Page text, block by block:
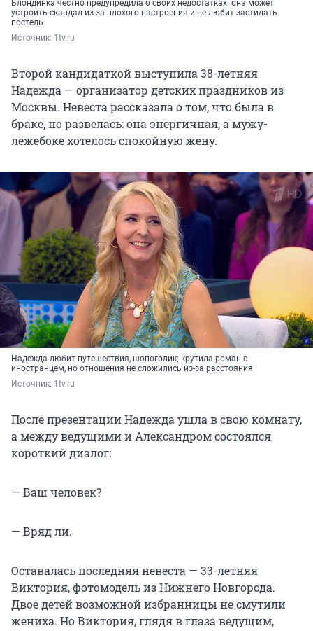
Блондинка честно предупредила о своих недостатках: она может
устроить скандал из-за плохого настроения и не любит застилать
постель
Источник: 1tv.ru
Второй кандидаткой выступила 38-летняя
Надежда — организатор детских праздников из
Москвы. Невеста рассказала о том, что была в
браке, но развелась: она энергичная, а мужу-
лежебоке хотелось спокойную жену.
Надежда любит путешествия, шопоголик; крутила роман с
иностранцем, но отношения не сложились из-за расстояния
Источник: 1tv.ru
После презентации Надежда ушла в свою комнату,
а между ведущими и Александром состоялся
короткий диалог:
— Ваш человек?
— Вряд ли.
Оставалась последняя невеста — 33-летняя
Виктория, фотомодель из Нижнего Новгорода.
Двое детей возможной избранницы не смутили
жениха. Но Виктория, глядя в глаза ведущим,